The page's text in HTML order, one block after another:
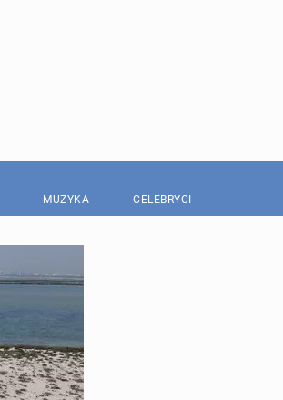
MUZYKA CELEBRYCI